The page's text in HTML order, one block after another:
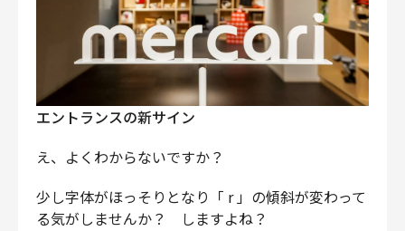
エントランスの新サイン
え、よくわからないですか？
少し字体がほっそりとなり「 r 」の傾斜が変わって
る気がしませんか？ しますよね？